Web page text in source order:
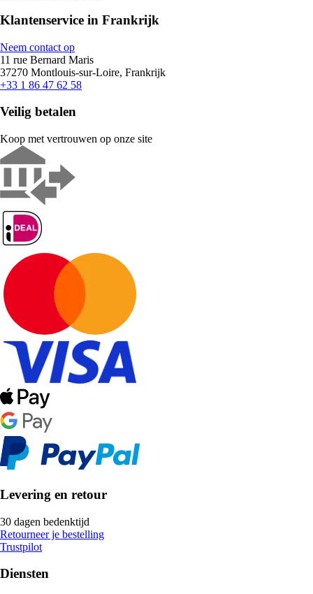
Klantenservice in Frankrijk
Neem contact op
11 rue Bernard Maris
37270 Montlouis-sur-Loire, Frankrijk
+33 1 86 47 62 58
Veilig betalen
Koop met vertrouwen op onze site
Levering en retour
30 dagen bedenktijd
Retourneer je bestelling
Trustpilot
Diensten